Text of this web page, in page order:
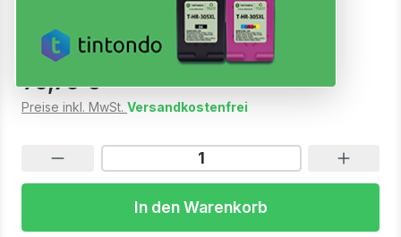
Sofort verfügbar, Lieferzeit: 1-3 Werktage
95,75 €
Preise inkl. MwSt. Versandkostenfrei
In den Warenkorb